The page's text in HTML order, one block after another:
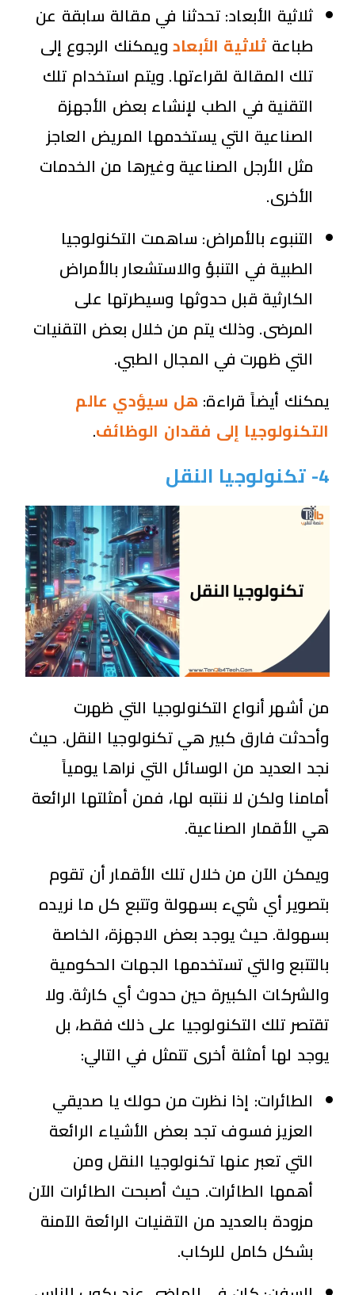
ثلاثية الأبعاد:تحدثنا في مقالة سابقة عن
طباعة ثلاثية الأبعادويمكنك الرجوع إلى
تلك المقالة لقراءتها. ويتم استخدام تلك
التقنية في الطب لإنشاء بعض الأجهزة
الصناعية التي يستخدمها المريض العاجز
مثل الأرجل الصناعية وغيرها من الخدمات
الأخرى.
التنبوء بالأمراض: ساهمت التكنولوجيا
الطبية في التنبؤ والاستشعار بالأمراض
الكارثية قبل حدوثها وسيطرتها على
المرضى. وذلك يتم من خلال بعض التقنيات
التي ظهرت في المجال الطبي.
يمكنك أيضاً قراءة: هل سيؤدي عالم
التكنولوجيا إلى فقدان الوظائف.
4- تكنولوجيا النقل
من أشهر أنواع التكنولوجيا التي ظهرت
وأحدثت فارق كبير هي تكنولوجيا النقل. حيث
نجد العديد من الوسائل التي نراها يومياً
أمامنا ولكن لا ننتبه لها، فمن أمثلتها الرائعة
هي الأقمار الصناعية.
ويمكن الآن من خلال تلك الأقمار أن تقوم
بتصوير أي شيء بسهولة وتتبع كل ما نريده
بسهولة. حيث يوجد بعض الاجهزة، الخاصة
بالتتبع والتي تستخدمها الجهات الحكومية
والشركات الكبيرة حين حدوث أي كارثة. ولا
تقتصر تلك التكنولوجيا على ذلك فقط، بل
يوجد لها أمثلة أخرى تتمثل في التالي:
الطائرات: إذا نظرت من حولك يا صديقي
العزيز فسوف تجد بعض الأشياء الرائعة
التي تعبر عنها تكنولوجيا النقل ومن
أهمها الطائرات. حيث أصبحت الطائرات الآن
مزودة بالعديد من التقنيات الرائعة الآمنة
بشكل كامل للركاب.